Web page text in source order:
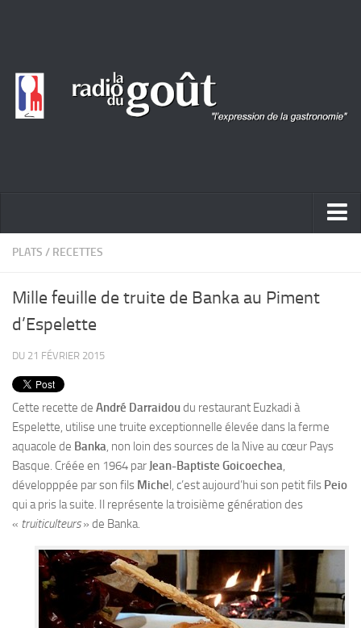
ACTUALITÉ
LIVRES
Entrées
Plats
Desserts
Sauces
PLATS / RECETTES
Mille feuille de truite de Banka au Piment
d’Espelette
DU 21 FÉVRIER 2015
Cette recette de André Darraidoudu restaurant Euzkadi à
Espelette, utilise une truite exceptionnelle élevée dans la ferme
aquacole de Banka, non loin des sources de la Nive au cœur Pays
Basque. Créée en 1964 par Jean-Baptiste Goicoechea,
développpée par son fils Miche l, c’est aujourd’hui son petit fils Peio
qui a pris la suite. Il représente la troisième génération des
« truiticulteurs» de Banka.